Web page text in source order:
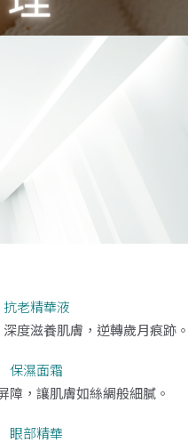
抗老精華液
度滋養肌膚，逆轉歲月痕跡。
保濕面霜
障，讓肌膚如絲綢般細膩。
眼部精華